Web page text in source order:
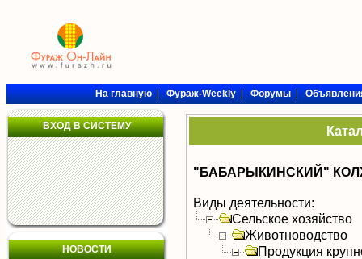
На главную|Фураж-Weekly|Форумы|
ВХОД В СИСТЕМУ
НОВОСТИ
"БАБАРЫКИНСКИЙ"
Виды деятельности:
Сельское хозяйство
Животноводство
Продукция